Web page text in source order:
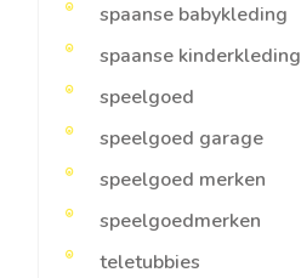
spaanse babykleding
spaanse kinderkleding
speelgoed
speelgoed garage
speelgoed merken
speelgoedmerken
teletubbies